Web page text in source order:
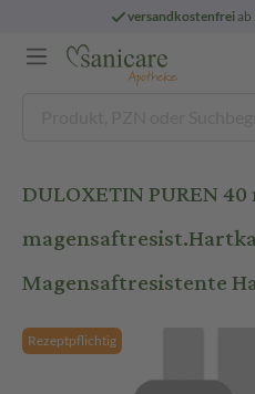
versandkostenfreiab
DULOXETIN PUREN
Magensaftresistente
Rezeptpflichtig